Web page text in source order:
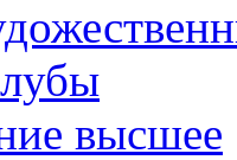
высшее